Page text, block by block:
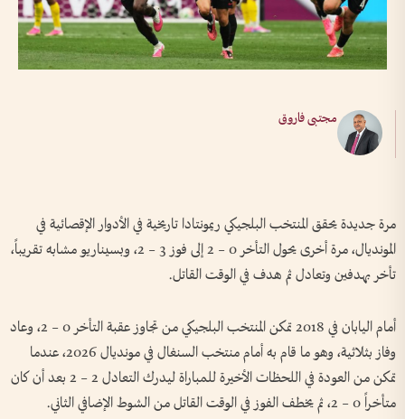
مجتبى فاروق
مرة جديدة يحقق المنتخب البلجيكي ريمونتادا تاريخية في الأدوار الإقصائية في
المونديال، مرة أخرى يحول التأخر 0 – 2 إلى فوز 3 – 2، وبسيناريو مشابه تقريباً،
تأخر بهدفين وتعادل ثم هدف في الوقت القاتل.
أمام اليابان في 2018 تمكن المنتخب البلجيكي من تجاوز عقبة التأخر 0 – 2، وعاد
وفاز بثلاثية، وهو ما قام به أمام منتخب السنغال في مونديال 2026، عندما
تمكن من العودة في اللحظات الأخيرة للمباراة ليدرك التعادل 2 – 2 بعد أن كان
متأخراً 0 – 2، ثم يخطف الفوز في الوقت القاتل من الشوط الإضافي الثاني.